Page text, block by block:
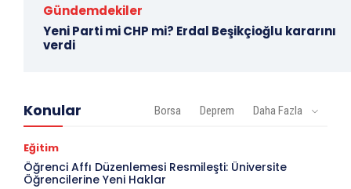
Gündemdekiler
Yeni Parti mi CHP mi? Erdal Beşikçioğlu kararını
verdi
Konular Borsa Deprem Daha Fazla
Eğitim
Öğrenci Affı Düzenlemesi Resmileşti: Üniversite
Öğrencilerine Yeni Haklar